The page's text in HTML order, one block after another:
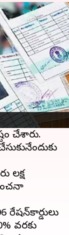
కొత్త
త్వరలో
చేశారు.
లక్ష
రేషన్‌కార్డులు
వరకు